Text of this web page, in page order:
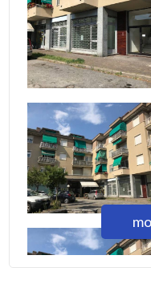
5+
Bagni
minimi
Qualsiasi
1
2